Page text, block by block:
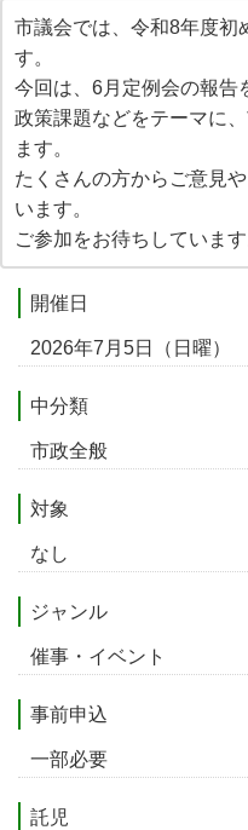
市議会では、令和8年度初
す。
今回は、6月定例会の報告
政策課題などをテーマに
ます。
たくさんの方からご意見
います。
ご参加をお待ちしています
開催日
2026年7月5日（日曜）
中分類
市政全般
対象
なし
ジャンル
催事・イベント
事前申込
一部必要
託児